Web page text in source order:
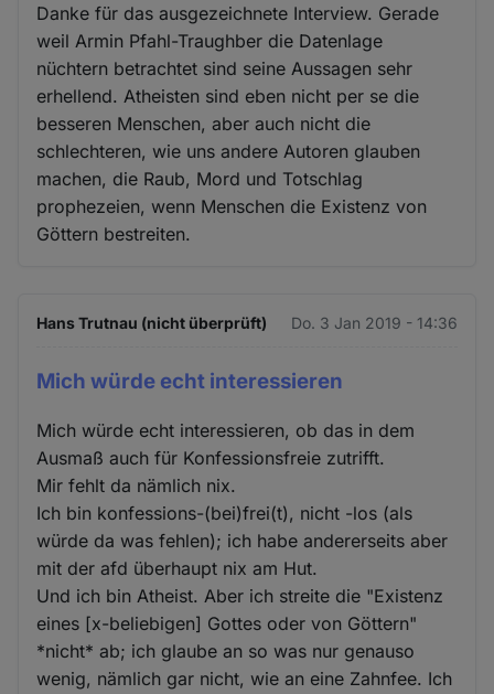
Danke für das ausgezeichnete Interview. Gerade
weil Armin Pfahl-Traughber die Datenlage
nüchtern betrachtet sind seine Aussagen sehr
erhellend. Atheisten sind eben nicht per se die
besseren Menschen, aber auch nicht die
schlechteren, wie uns andere Autoren glauben
machen, die Raub, Mord und Totschlag
prophezeien, wenn Menschen die Existenz von
Göttern bestreiten.
Hans Trutnau (nicht überprüft) Do. 3 Jan 2019 - 14:36
Mich würde echt interessieren
Mich würde echt interessieren, ob das in dem
Ausmaß auch für Konfessionsfreie zutrifft.
Mir fehlt da nämlich nix.
Ich bin konfessions-(bei)frei(t), nicht -los (als
würde da was fehlen); ich habe andererseits aber
mit der afd überhaupt nix am Hut.
Und ich bin Atheist. Aber ich streite die "Existenz
eines [x-beliebigen] Gottes oder von Göttern"
*nicht* ab; ich glaube an so was nur genauso
wenig, nämlich gar nicht, wie an eine Zahnfee. Ich